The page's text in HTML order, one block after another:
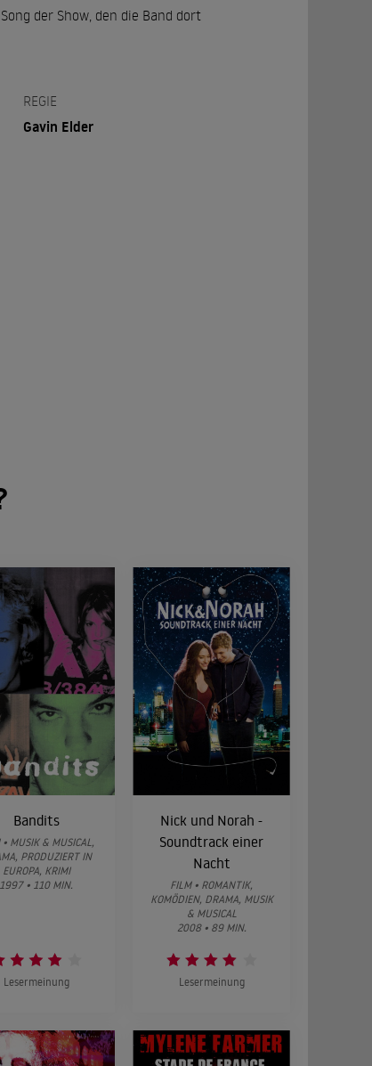
der Show, den die Band dort
REGIE
Gavin Elder
Bandits
• MUSIK & MUSICAL,
PRODUZIERT IN
EUROPA, KRIMI
1997 • 110 MIN.
Lesermeinung
Nick und Norah -
Soundtrack einer
Nacht
FILM • ROMANTIK,
KOMÖDIEN, DRAMA, MUSIK
& MUSICAL
2008 • 89 MIN.
Lesermeinung